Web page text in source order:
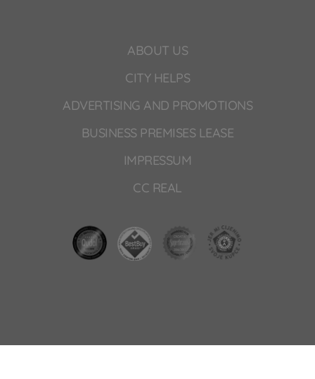
ABOUT US
CITY HELPS
ADVERTISING AND PROMOTIONS
BUSINESS PREMISES LEASE
IMPRESSUM
CC REAL